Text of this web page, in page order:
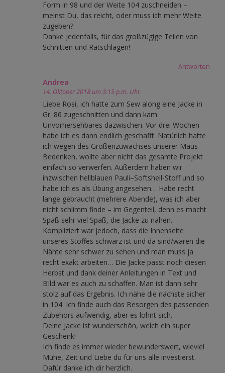
Form in 98 und der Weite 104 zuschneiden –
meinst Du, das reicht, oder muss ich mehr Weite
zugeben?
Danke jedenfalls, für das großzügige Teilen von
Schnitten und Ratschlägen!
Antworten
Andrea
14. Oktober 2018 um 3:15 p.m. Uhr
Liebe Rosi, ich hatte zum Sew along eine Jacke in
Gr. 86 zugeschnitten und dann kam
Unvorhersehbares dazwischen. Vor drei Wochen
habe ich es dann endlich geschafft. Natürlich hatte
ich wegen des Größenzuwachses unserer Maus
Bedenken, wollte aber nicht das gesamte Projekt
einfach so verwerfen. Außerdem haben wir
inzwischen hellblauen Pauli–Softshell-Stoff und so
habe ich es als Übung angesehen… Habe recht
lange gebraucht (mehrere Abende), was ich aber
nicht schlimm finde – im Gegenteil, denn es macht
Spaß sehr viel Spaß, die Jacke zu nähen.
Kompliziert war jedoch, dass die Innenseite
unseres Stoffes schwarz ist und da sind/waren die
Nähte sehr schwer zu sehen und man muss ja
recht exakt arbeiten… Die Jacke passt noch diesen
Herbst und dank deiner Anleitungen in Text und
BIld war es auch zu schaffen. Man ist dann sehr
stolz auf das Ergebnis. Ich nähe die nächste sicher
in 104. Ich finde auch das Besorgen des passenden
Zubehörs aufwendig, aber es lohnt sich.
Deine Jacke ist wunderschön, welch ein super
Geschenk!
Ich finde es immer wieder bewunderswert, wieviel
Mühe, Zeit und Liebe du für uns alle investierst.
Dafür danke ich dir herzlich.